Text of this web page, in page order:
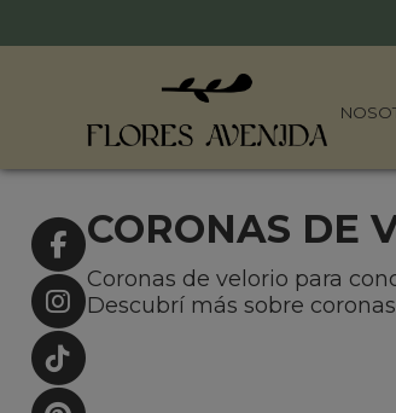
CORONAS DE
Coronas de velorio para
Descubrí más sobre